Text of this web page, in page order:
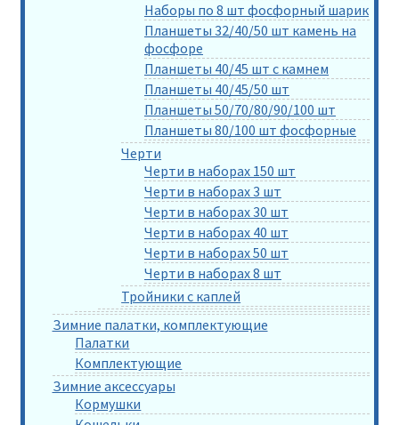
Наборы по 8 шт фосфорный шарик
Планшеты 32/40/50 шт камень на
фосфоре
Планшеты 40/45 шт с камнем
Планшеты 40/45/50 шт
Планшеты 50/70/80/90/100 шт
Планшеты 80/100 шт фосфорные
Черти
Черти в наборах 150 шт
Черти в наборах 3 шт
Черти в наборах 30 шт
Черти в наборах 40 шт
Черти в наборах 50 шт
Черти в наборах 8 шт
Тройники с каплей
Зимние палатки, комплектующие
Палатки
Комплектующие
Зимние аксессуары
Кормушки